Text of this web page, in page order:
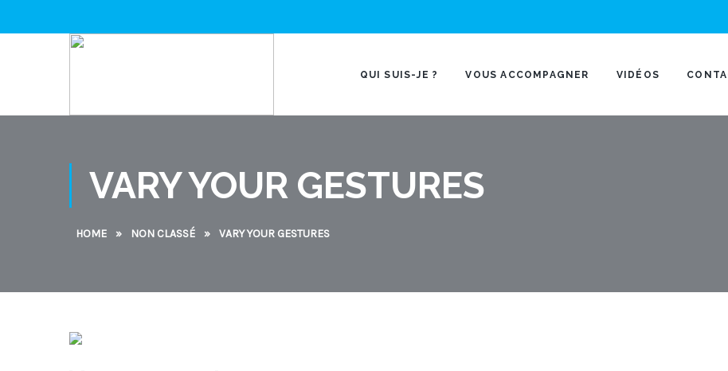
QUI SUIS-JE ? VOUS ACCOMPAGNER VIDÉOS
VARY YOUR GESTURES
HOME » NON CLASSÉ » VARY YOUR GESTURES